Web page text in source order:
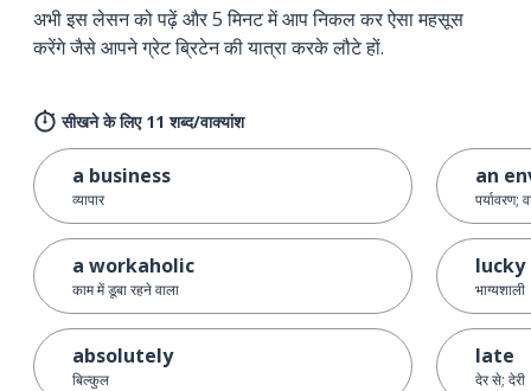
अभी इस लेसन को पढ़ें और 5 मिनट में आप निकल कर ऐसा महसूस
करेंगे जैसे आपने ग्रेट ब्रिटेन की यात्रा करके लौटे हों.
सीखने के लिए 11 शब्द/वाक्यांश
a business
व्यापार
a workaholic
काम में डूबा रहने वाला
absolutely
बिल्कुल
an
पर्यावरण;
lucky
भाग्यशाली
late
देर से; देरी